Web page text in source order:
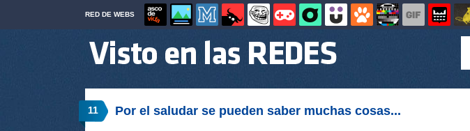
RED DE WEBS
11 Por el saludar se pueden saber muchas cosas...